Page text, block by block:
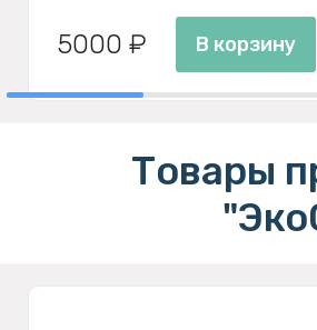
5000 ₽ В корзину
Товары